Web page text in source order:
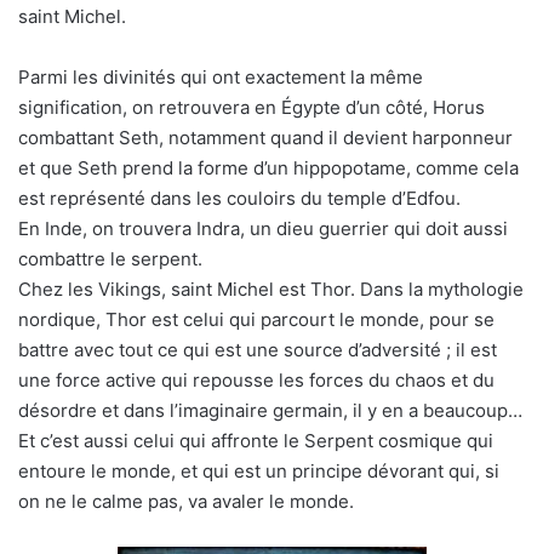
saint Michel.
Parmi les divinités qui ont exactement la même
signification, on retrouvera en Égypte d’un côté, Horus
combattant Seth, notamment quand il devient harponneur
et que Seth prend la forme d’un hippopotame, comme cela
est représenté dans les couloirs du temple d’Edfou.
En Inde, on trouvera Indra, un dieu guerrier qui doit aussi
combattre le serpent.
Chez les Vikings, saint Michel est Thor. Dans la mythologie
nordique, Thor est celui qui parcourt le monde, pour se
battre avec tout ce qui est une source d’adversité ; il est
une force active qui repousse les forces du chaos et du
désordre et dans l’imaginaire germain, il y en a beaucoup…
Et c’est aussi celui qui affronte le Serpent cosmique qui
entoure le monde, et qui est un principe dévorant qui, si
on ne le calme pas, va avaler le monde.